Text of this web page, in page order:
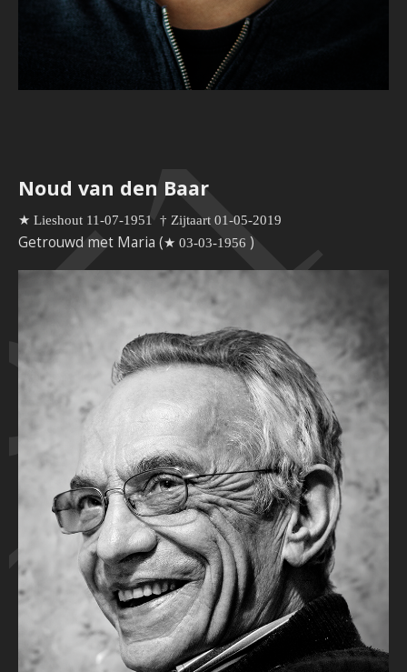
Noud van den Baar
★ Lieshout 11-07-1951 † Zijtaart 01-05-2019
Getrouwd met Maria (★ 03-03-1956 )